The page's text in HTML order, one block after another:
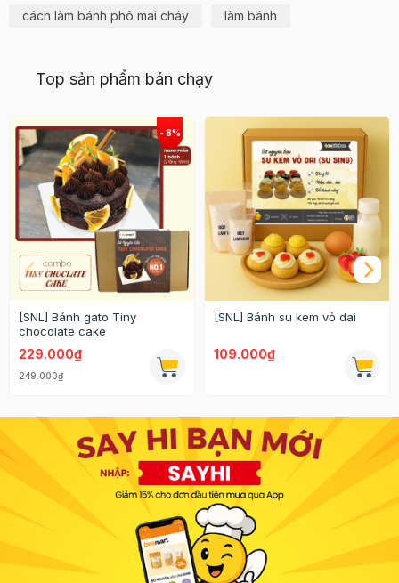
cách làm bánh phô mai cháy
làm bánh
Top sản phẩm bán chạy
[SNL] Bánh gato Tiny
chocolate cake
229.000₫
249.000₫
[SNL] Bánh su kem vỏ dai
109.000₫